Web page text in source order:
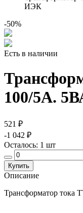
ИЭК
-50%
Есть в наличии
100/5А.
521 ₽
-1 042 ₽
Осталось: 1 шт
Купить
Описание
Трансформатор